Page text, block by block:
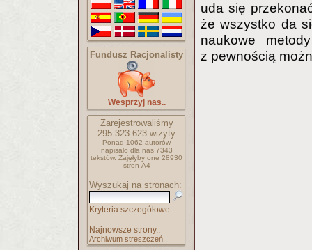
Fundusz Racjonalisty
Wesprzyj nas..
Zarejestrowaliśmy
295.323.623 wizyty
Ponad 1062 autorów
napisało dla nas 7343
tekstów. Zajęłyby one 28930
stron A4
Wyszukaj na stronach:
Kryteria szczegółowe
Najnowsze strony..
Archiwum streszczeń..
uda się
że wszystko da
naukowe
z pewnością